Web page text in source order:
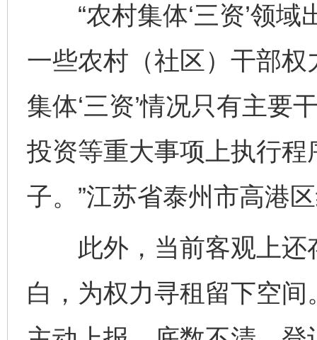
“农村集体‘三资’领域
一些农村（社区）干部
集体‘三资’情况只有主要
投资等重大事项上执行
子。”江苏省泰州市高港
此外，当前客观上还
白，为权力寻租留下空